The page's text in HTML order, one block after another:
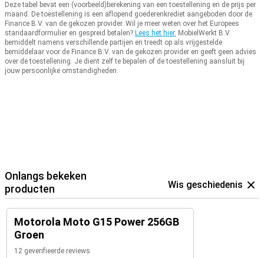
Deze tabel bevat een (voorbeeld)berekening van een toestellening en de prijs per
maand. De toestellening is een aflopend goederenkrediet aangeboden door de
Finance B.V. van de gekozen provider. Wil je meer weten over het Europees
standaardformulier en gespreid betalen? Lees het hier. MobielWerkt B.V.
bemiddelt namens verschillende partijen en treedt op als vrijgestelde
bemiddelaar voor de Finance B.V. van de gekozen provider en geeft geen advies
over de toestellening. Je dient zelf te bepalen of de toestellening aansluit bij
jouw persoonlijke omstandigheden.
Onlangs bekeken
producten
Wis geschiedenis
Motorola Moto G15 Power 256GB
Groen
12 geverifieerde reviews